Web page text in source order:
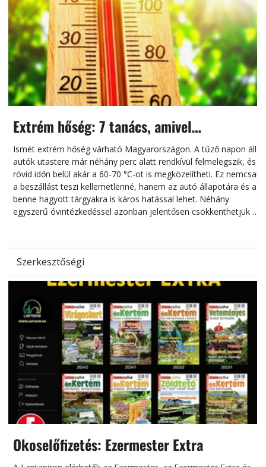
Extrém hőség: 7 tanács, amivel
megóvhatjuk autónkat a nyári károktól
Ismét extrém hőség várható Magyarországon. A tűző napon álló
autók utastere már néhány perc alatt rendkívül felmelegszik, és
rövid időn belül akár a 60-70 °C-ot is megközelítheti. Ez nemcsak
a beszállást teszi kellemetlenné, hanem az autó állapotára és a
benne hagyott tárgyakra is káros hatással lehet. Néhány
egyszerű óvintézkedéssel azonban jelentősen csökkenthetjük a
Szerkesztőségi
Okoselőfizetés: Ezermester Extra